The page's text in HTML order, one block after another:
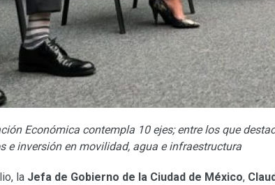
Económica contempla 10 ejes; entre los que
e inversión en movilidad, agua e infraestructura
la Jefa de Gobierno de la Ciudad de México,